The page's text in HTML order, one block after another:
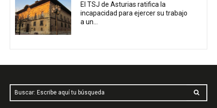
El TSJ de Asturias ratifica la
incapacidad para ejercer su trabajo
a un...
Buscar: Escribe aquí tu búsqueda